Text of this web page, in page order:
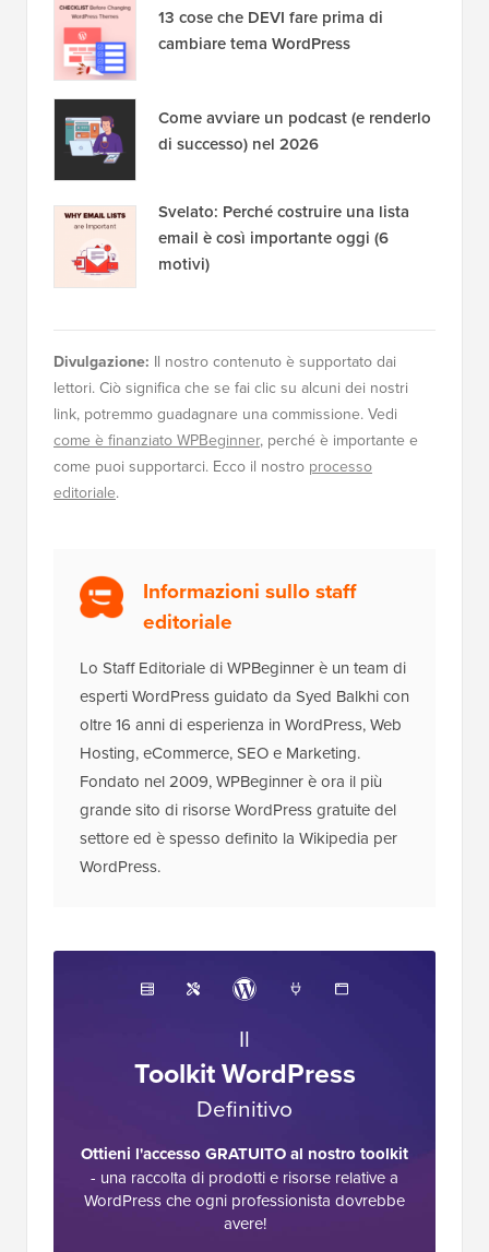
13 cose che DEVI fare prima di
cambiare tema WordPress
Come avviare un podcast (e renderlo
di successo) nel 2026
Svelato: Perché costruire una lista
email è così importante oggi (6
motivi)
Divulgazione: Il nostro contenuto è supportato dai
lettori. Ciò significa che se fai clic su alcuni dei nostri
link, potremmo guadagnare una commissione. Vedi
come è finanziato WPBeginner, perché è importante e
come puoi supportarci. Ecco il nostro processo
editoriale.
Informazioni sullo staff
editoriale
Lo Staff Editoriale di WPBeginner è un team di
esperti WordPress guidato da Syed Balkhi con
oltre 16 anni di esperienza in WordPress, Web
Hosting, eCommerce, SEO e Marketing.
Fondato nel 2009, WPBeginner è ora il più
grande sito di risorse WordPress gratuite del
settore ed è spesso definito la Wikipedia per
WordPress.
Il
Toolkit WordPress
Definitivo
Ottieni l'accesso GRATUITO al nostro toolkit
- una raccolta di prodotti e risorse relative a
WordPress che ogni professionista dovrebbe
avere!